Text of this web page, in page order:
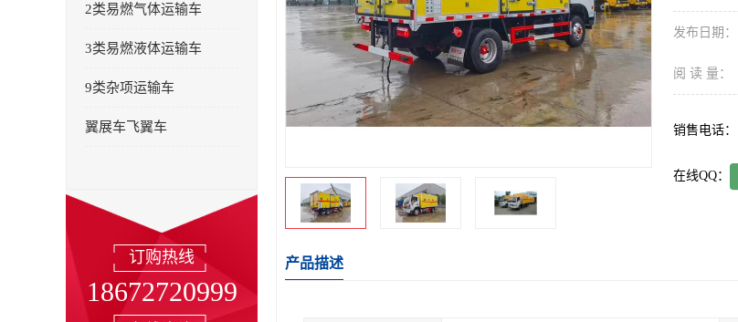
2类易燃气体运输车
3类易燃液体运输车
9类杂项运输车
翼展车飞翼车
订购热线
18672720999
发布日期：
阅 读 量：
销售电话：
在线QQ：
产品描述